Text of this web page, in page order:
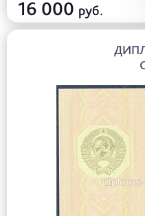
16 000 руб.